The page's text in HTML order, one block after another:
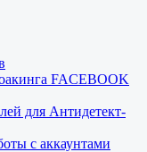
FACEBOOK
для Антидетект-
с аккаунтами